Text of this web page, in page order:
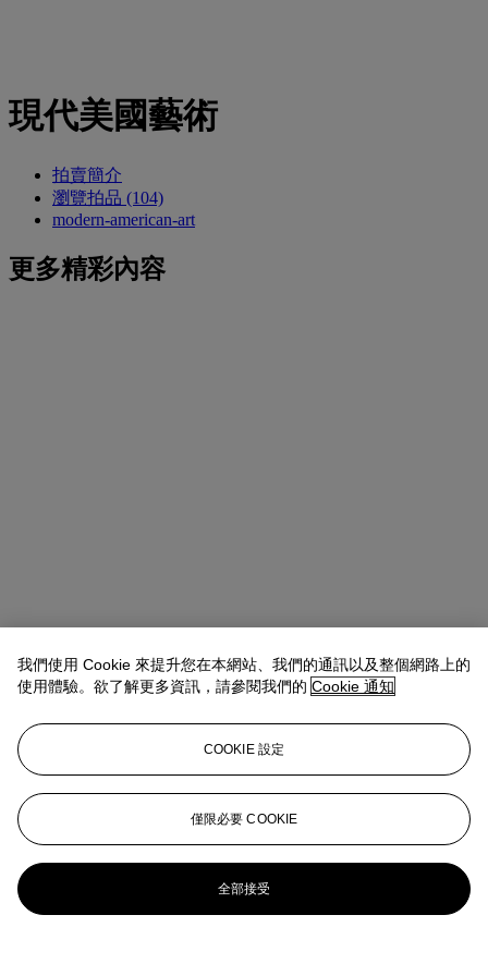
現代美國藝術
拍賣簡介
瀏覽拍品 (104)
modern-american-art
更多精彩內容
我們使用 Cookie 來提升您在本網站、我們的通訊以及整個網路上的
使用體驗。欲了解更多資訊，請參閱我們的 Cookie 通知
COOKIE 設定
僅限必要 COOKIE
全部接受